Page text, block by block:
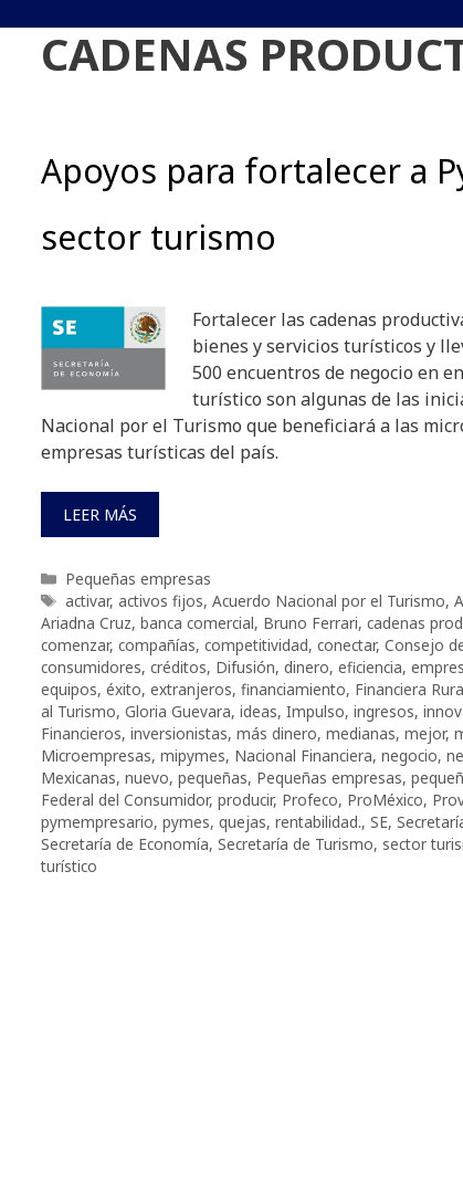
CADENAS
Apoyos para fortalecer a
sector turismo
Fortalecer las cadenas
bienes y servicios turísticos y
500 encuentros de negocio en
turístico son algunas de las
Nacional por el Turismo que beneficiará a las
empresas turísticas del país.
LEER MÁS
Categorías
Pequeñas empresas
Etiquetas
activar, activos fijos, Acuerdo Nacional por el Turismo,
Ariadna Cruz, banca comercial, Bruno Ferrari, cadenas
comenzar, compañías, competitividad, conectar, Consejo
consumidores, créditos, Difusión, dinero, eficiencia,
equipos, éxito, extranjeros, financiamiento, Financiera
al Turismo, Gloria Guevara, ideas, Impulso, ingresos,
Financieros, inversionistas, más dinero, medianas, mejor,
Microempresas, mipymes, Nacional Financiera, negocio,
Mexicanas, nuevo, pequeñas, Pequeñas empresas,
Federal del Consumidor, producir, Profeco, ProMéxico,
pymempresario, pymes, quejas, rentabilidad., SE,
Secretaría de Economía, Secretaría de Turismo, sector
turístico